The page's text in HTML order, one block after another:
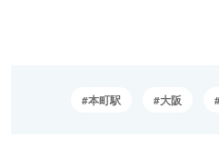
本町駅 大阪